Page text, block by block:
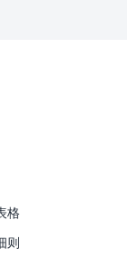
格
则